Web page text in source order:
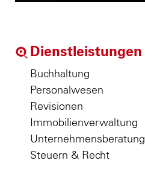
Dienstleistungen
Buchhaltung
Personalwesen
Revisionen
Immobilienverwaltung
Unternehmensberatung
Steuern & Recht